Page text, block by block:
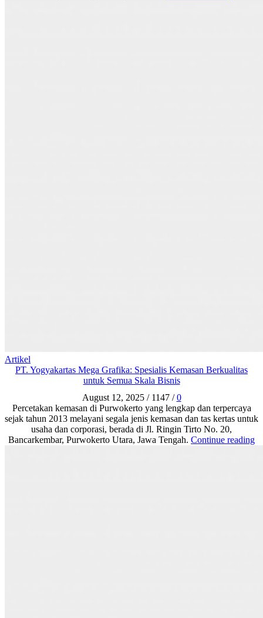
Artikel
PT. Yogyakartas Mega Grafika: Spesialis Kemasan Berkualitas
untuk Semua Skala Bisnis
August 12, 2025 / 1147 / 0
Percetakan kemasan di Purwokerto yang lengkap dan terpercaya
sejak tahun 2013 melayani segala jenis kemasan dan tas kertas untuk
usaha dan corporasi, berada di Jl. Ringin Tirto No. 20,
Bancarkembar, Purwokerto Utara, Jawa Tengah. Continue reading